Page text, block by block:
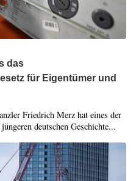
das
für Eigentümer und
Friedrich Merz hat eines der
deutschen Geschichte...